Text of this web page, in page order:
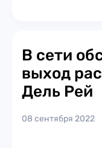
В сети
выход
Дель Рей
08 сентября 2022